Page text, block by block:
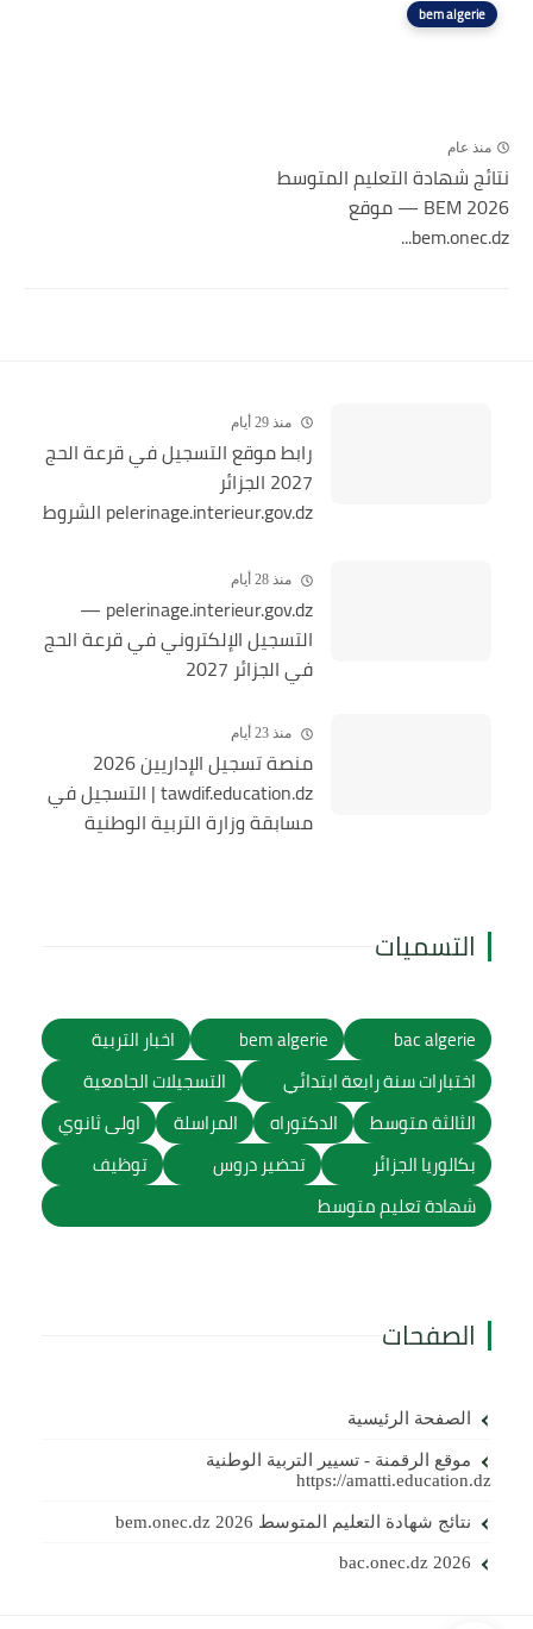
bem algerie
منذ عام
نتائج شهادة التعليم المتوسط
2026 BEM — موقع
bem.onec.dz...
منذ 29 أيام
رابط موقع التسجيل في قرعة الحج
2027 الجزائر
pelerinage.interieur.gov.dz الشروط
منذ 28 أيام
pelerinage.interieur.gov.dz —
التسجيل الإلكتروني في قرعة الحج
في الجزائر 2027
منذ 23 أيام
منصة تسجيل الإداريين 2026
tawdif.education.dz | التسجيل في
مسابقة وزارة التربية الوطنية
التسميات
bac algerie
bem algerie
اخبار التربية
اختبارات سنة رابعة ابتدائي
التسجيلات الجامعية
الثالثة متوسط
الدكتوراه المراسلة
اولى ثانوي
بكالوريا الجزائر
تحضير دروس
توظيف
شهادة تعليم متوسط
الصفحات
الصفحة الرئيسية
موقع الرقمنة - تسيير التربية الوطنية
https://amatti.education.dz
نتائج شهادة التعليم المتوسط 2026 bem.onec.dz
bac.onec.dz 2026